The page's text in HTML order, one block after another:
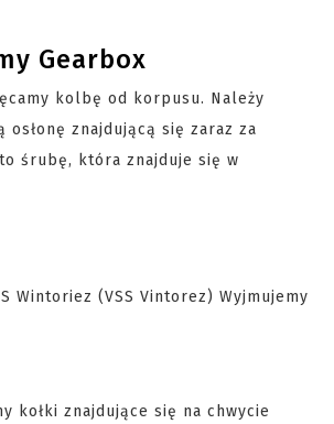
Gearbox
kolbę od korpusu. Należy
znajdującą się zaraz za
śrubę, która znajduje się w
kołki znajdujące się na chwycie